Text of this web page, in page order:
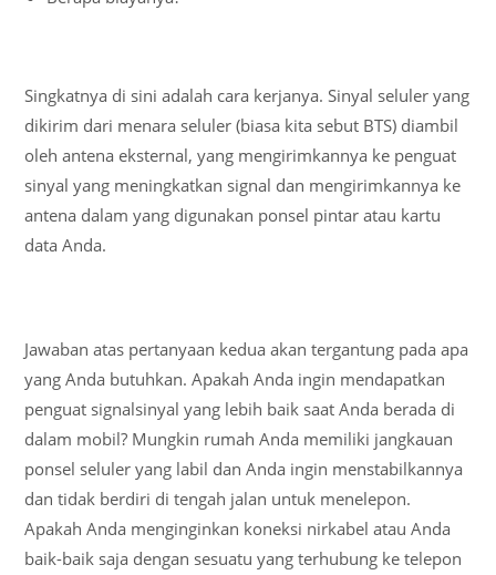
Singkatnya di sini adalah cara kerjanya. Sinyal seluler yang
dikirim dari menara seluler (biasa kita sebut BTS) diambil
oleh antena eksternal, yang mengirimkannya ke penguat
sinyal yang meningkatkan signal dan mengirimkannya ke
antena dalam yang digunakan ponsel pintar atau kartu
data Anda.
Jawaban atas pertanyaan kedua akan tergantung pada apa
yang Anda butuhkan. Apakah Anda ingin mendapatkan
penguat signalsinyal yang lebih baik saat Anda berada di
dalam mobil? Mungkin rumah Anda memiliki jangkauan
ponsel seluler yang labil dan Anda ingin menstabilkannya
dan tidak berdiri di tengah jalan untuk menelepon.
Apakah Anda menginginkan koneksi nirkabel atau Anda
baik-baik saja dengan sesuatu yang terhubung ke telepon